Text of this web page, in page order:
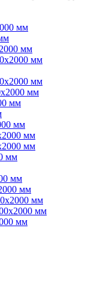
мм
мм
мм
мм
мм
мм
мм
мм
мм
мм
мм
мм
мм
мм
мм